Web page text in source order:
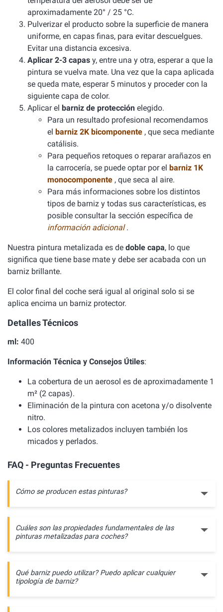
aproximadamente 20° / 25 °C.
Pulverizar el producto sobre la superficie de manera
uniforme, en capas finas, para evitar descuelgues.
Evitar una distancia excesiva.
Aplicar 2-3 capas y, entre una y otra, esperar a que la
pintura se vuelva mate. Una vez que la capa aplicada
se queda mate, esperar 5 minutos y proceder con la
siguiente capa de color.
Aplicar el barniz de protección elegido.
Para un resultado profesional recomendamos
el barniz 2K bicomponente , que seca mediante
catálisis.
Para pequeños retoques o reparar arañazos en
la carrocería, se puede optar por el barniz 1K
monocomponente , que seca al aire.
Para más informaciones sobre los distintos
tipos de barniz y todas sus características, es
posible consultar la sección específica de
información adicional.
Nuestra pintura metalizada es de doble capa, lo que
significa que tiene base mate y debe ser acabada con un
barniz brillante.
El color final del coche será igual al original solo si se
aplica encima un barniz protector.
Detalles Técnicos
ml: 400
Información Técnica y Consejos Útiles:
La cobertura de un aerosol es de aproximadamente 1
m² (2 capas).
Eliminación de la pintura con acetona y/o disolvente
nitro.
Los colores metalizados incluyen también los
micados y perlados.
FAQ - Preguntas Frecuentes
Cómo se producen estas pinturas?
Cuáles son las propiedades fundamentales de las
pinturas metalizadas para coches?
Qué barniz puedo utilizar? Puedo aplicar cualquier
tipología de barniz?